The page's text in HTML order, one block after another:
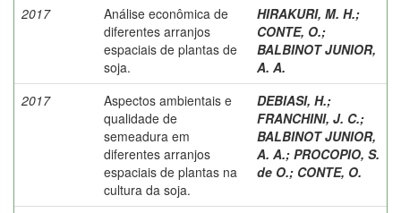
2017
Análise econômica de
diferentes arranjos
espaciais de plantas de
soja.
HIRAKURI, M. H.;
CONTE, O.;
BALBINOT JUNIOR,
A. A.
2017
Aspectos ambientais e
qualidade de
semeadura em
diferentes arranjos
espaciais de plantas na
cultura da soja.
DEBIASI, H.;
FRANCHINI, J. C.;
BALBINOT JUNIOR,
A. A.; PROCOPIO, S.
de O.; CONTE, O.